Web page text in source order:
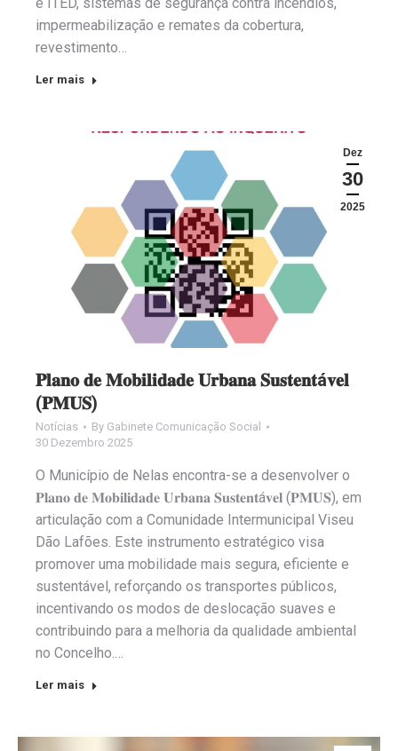
impermeabilização e remates da cobertura,
revestimento…
Ler mais
Dez
30
2025
𝐏𝐥𝐚𝐧𝐨 𝐝𝐞 𝐌𝐨𝐛𝐢𝐥𝐢𝐝𝐚𝐝𝐞 𝐔𝐫𝐛𝐚𝐧𝐚 𝐒𝐮𝐬𝐭𝐞𝐧𝐭á𝐯𝐞𝐥
(𝐏𝐌𝐔𝐒)
Notícias By Gabinete Comunicação Social
30 Dezembro 2025
O Município de Nelas encontra-se a desenvolver o
𝐏𝐥𝐚𝐧𝐨 𝐝𝐞 𝐌𝐨𝐛𝐢𝐥𝐢𝐝𝐚𝐝𝐞 𝐔𝐫𝐛𝐚𝐧𝐚 𝐒𝐮𝐬𝐭𝐞𝐧𝐭á𝐯𝐞𝐥 (𝐏𝐌𝐔𝐒), em
articulação com a Comunidade Intermunicipal Viseu
Dão Lafões. Este instrumento estratégico visa
promover uma mobilidade mais segura, eficiente e
sustentável, reforçando os transportes públicos,
incentivando os modos de deslocação suaves e
contribuindo para a melhoria da qualidade ambiental
no Concelho.…
Ler mais